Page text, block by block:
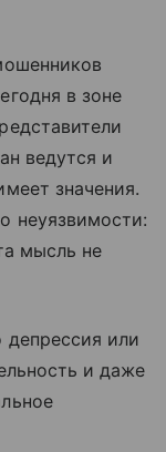
в зоне
ведутся и
значения.
неуязвимости:
мысль не
депрессия или
и даже